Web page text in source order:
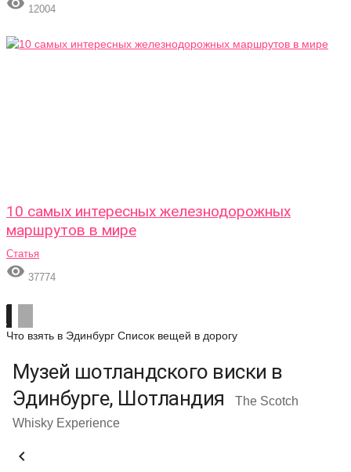
12004
10 самых интересных железнодорожных
маршрутов в мире
Статья
 37774
Что взять в Эдинбург Список вещей в дорогу
Музей шотландского виски в
Эдинбурге, Шотландия
The Scotch
Whisky Experience
